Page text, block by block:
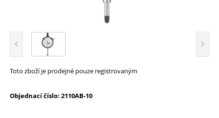
Toto zboží je prodejné pouze registrovaným
Objednací číslo: 2110AB-10